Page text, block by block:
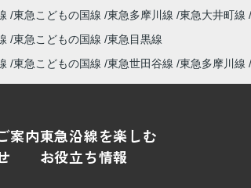
東急こどもの国線 東急多摩川線 東急大井町線
東急こどもの国線 東急目黒線
東急こどもの国線 東急世田谷線 東急多摩川線
案内東急沿線を楽しむ
お役立ち情報